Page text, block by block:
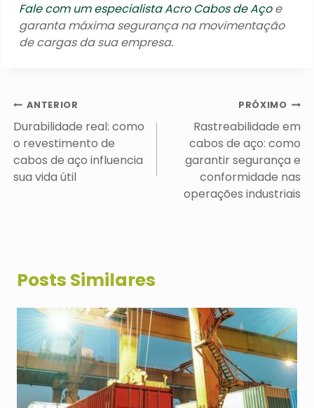
Fale com um especialista Acro Cabos de Açoe
garanta máxima segurança na movimentação
de cargas da sua empresa.
Navegação
de
Post
ANTERIOR
Durabilidade real: como
o revestimento de
cabos de aço influencia
sua vida útil
PRÓXIMO
Rastreabilidade em
cabos de aço: como
garantir segurança e
conformidade nas
operações industriais
Posts Similares